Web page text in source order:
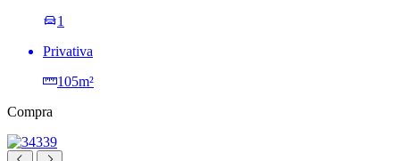
1
Privativa
105m²
Compra